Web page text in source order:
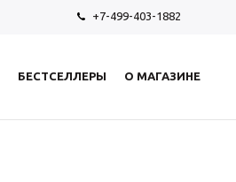
+7-499-403-1882
БЕСТСЕЛЛЕРЫ О МАГАЗИНЕ